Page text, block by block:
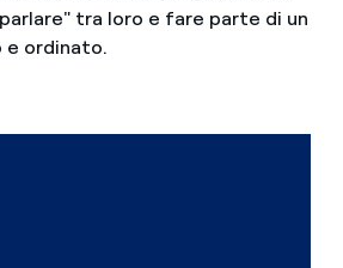
tra loro e fare parte di un
e ordinato.